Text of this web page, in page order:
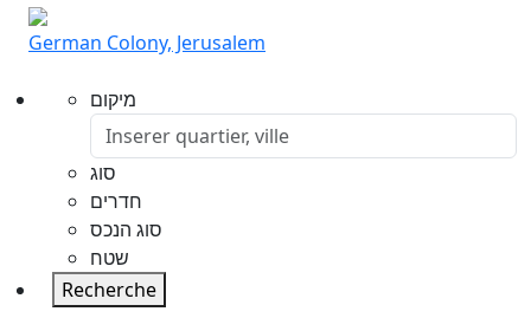
German Colony, Jerusalem
מיקום
סוג
חדרים
סוג הנכס
שטח
Recherche